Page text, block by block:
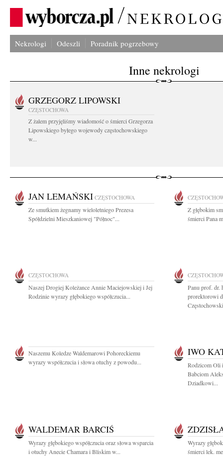
Nekrologi Odeszli Poradnik pogrzebowy
Inne nekrologi
GRZEGORZ LIPOWSKI
CZĘSTOCHOWA
Z żalem przyjęliśmy wiadomość o śmierci Grzegorza
Lipowskiego byłego wojewody częstochowskiego
w...
JAN LEMAŃSKI CZĘSTOCHOWA
Ze smutkiem żegnamy wieloletniego Prezesa
Spółdzielni Mieszkaniowej "Północ"...
Z głębokim
śmierci Pana
CZĘSTOCHOWA
Naszej Drogiej Koleżance Annie Maciejowskiej i Jej
Rodzinie wyrazy głębokiego współczucia...
Panu prof. dr.
prorektorowi
Naszemu Koledze Waldemarowi Pohoreckiemu
wyrazy współczucia i słowa otuchy z powodu...
IWO
Rodzicom Oli
Babciom
Dziadkowi...
WALDEMAR BARCIŚ
Wyrazy głębokiego współczucia oraz słowa wsparcia
i otuchy Anecie Chamara i Bliskim w...
Wyrazy
śmierci lek.